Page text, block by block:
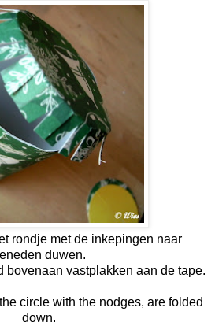
rondje met de inkepingen naar
duwen.
bovenaan vastplakken aan de tape.
circle with the nodges, are folded
down.